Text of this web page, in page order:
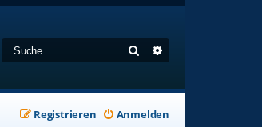
Suche
Anmelden
Registrieren